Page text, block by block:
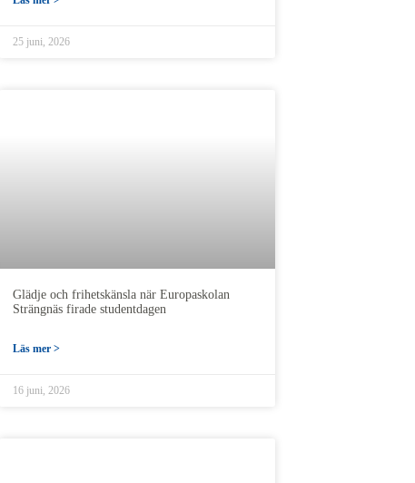
25 juni, 2026
Glädje och frihetskänsla när Europaskolan
Strängnäs firade studentdagen
Läs mer >
16 juni, 2026